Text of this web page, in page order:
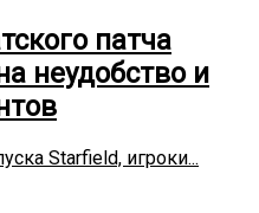
патча
неудобство и
Starfield, игроки...